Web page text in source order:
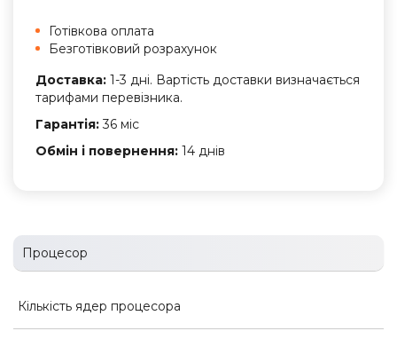
Готівкова оплата
Безготівковий розрахунок
Доставка: 1-3 дні. Вартість доставки визначається
тарифами перевізника.
Гарантія:36 міс
Обмін і повернення: 14 днів
Процесор
Кількість ядер процесора